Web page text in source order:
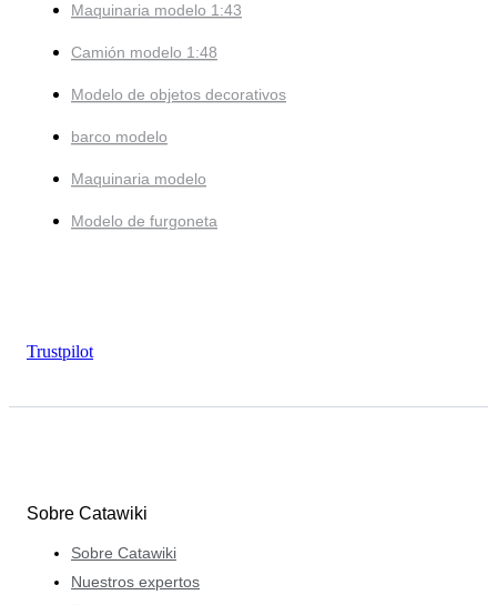
Maquinaria modelo 1:43
Camión modelo 1:48
Modelo de objetos decorativos
barco modelo
Maquinaria modelo
Modelo de furgoneta
Trustpilot
Sobre Catawiki
Sobre Catawiki
Nuestros expertos